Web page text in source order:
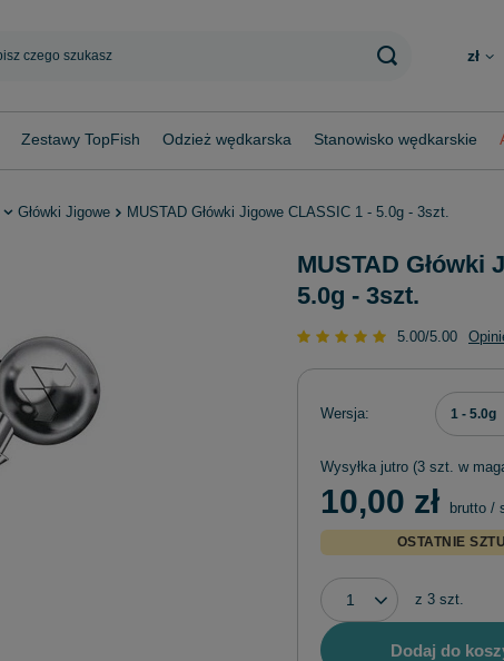
zł
Zestawy TopFish Odzież wędkarska Stanowisko wędkarskie
Główki Jigowe MUSTAD Główki Jigowe CLASSIC 1 - 5.0g - 3szt.
MUSTAD Główki
5.0g - 3szt.
5.00/5.00
Wersja 1 - 5.0g
Wysyłka jutro (3 szt. w
10,00 zł brutto /
OSTATNIE
z 3 szt.
Dodaj do